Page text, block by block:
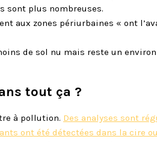
sont plus nombreuses.
aux zones périurbaines « ont
de sol nu mais reste un
tout ça ?
à pollution. Des analyses sont
ont été détectées dans la cire